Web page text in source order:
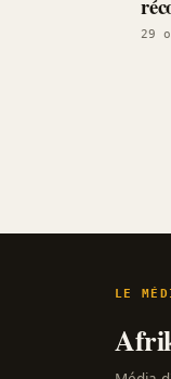
29
LE